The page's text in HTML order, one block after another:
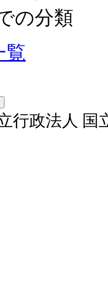
の分類
覧
行政法人 国